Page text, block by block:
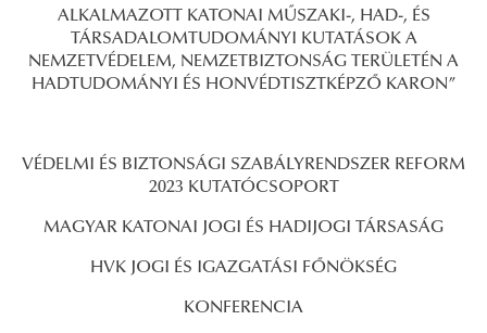
ALKALMAZOTT KATONAI MŰSZAKI-, HAD-, ÉS
TÁRSADALOMTUDOMÁNYI KUTATÁSOK A
NEMZETVÉDELEM, NEMZETBIZTONSÁG TERÜLETÉN A
HADTUDOMÁNYI ÉS HONVÉDTISZTKÉPZŐ KARON”
VÉDELMI ÉS BIZTONSÁGI SZABÁLYRENDSZER REFORM
2023 KUTATÓCSOPORT
MAGYAR KATONAI JOGI ÉS HADIJOGI TÁRSASÁG
HVK JOGI ÉS IGAZGATÁSI FŐNÖKSÉG
KONFERENCIA